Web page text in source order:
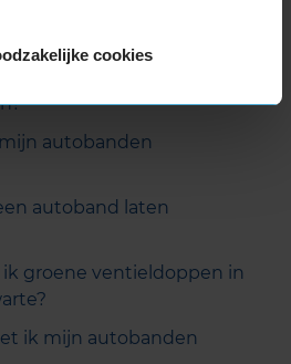
cookies
autobanden
autoband laten
ik groene ventieldoppen in
ik mijn autobanden